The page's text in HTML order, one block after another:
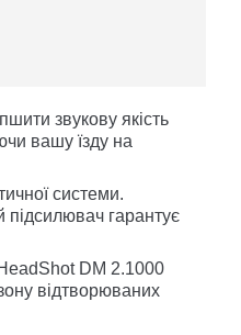
звукову якість
вашу їзду на
системи.
підсилювач гарантує
DM 2.1000
відтворюваних